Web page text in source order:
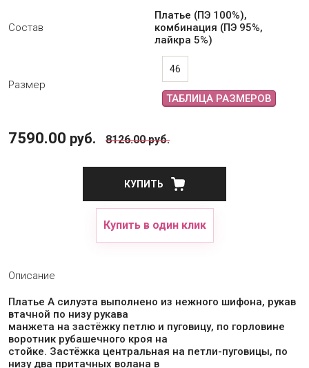
Состав
Платье (ПЭ 100%),
комбинация (ПЭ 95%,
лайкра 5%)
Размер
46
ТАБЛИЦА РАЗМЕРОВ
7590.00 руб. 8126.00 руб.
КУПИТЬ
Купить в один клик
Описание
Платье А силуэта выполнено из нежного шифона, рукав
втачной по низу рукава
манжета на застёжку петлю и пуговицу, по горловине
воротник рубашечного кроя на
стойке. Застёжка центральная на петли-пуговицы, по
низу два притачных волана в